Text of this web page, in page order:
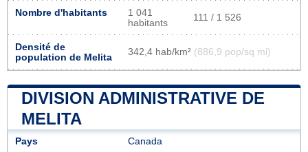
Nombre d'habitants
1 041
habitants
111 / 1 526
Densité de
population de Melita
342,4 hab/km² (886,9 pop/sq mi)
DIVISION ADMINISTRATIVE DE
MELITA
Pays Canada